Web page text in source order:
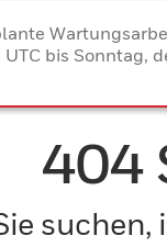
bis Sonntag,
404